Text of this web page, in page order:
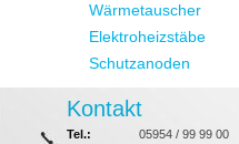
Wärmetauscher
Elektroheizstäbe
Schutzanoden
Kontakt
Tel.:
05954 / 99 99 00